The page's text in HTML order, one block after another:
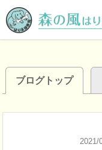
ブログトップ
2021/